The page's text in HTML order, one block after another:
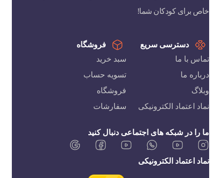
خاص برای کودکان شما!
دسترسی سریع
تماس با ما
درباره ما
وبلاگ
نماد اعتماد الکترونیکی
فروشگاه
سبد خرید
تسویه حساب
فروشگاه
سفارشات
ما را در شبکه های اجتماعی دنبال کنید
نماد اعتماد الکترونیکی